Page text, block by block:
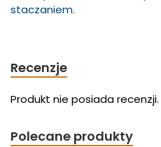
staczaniem.
Recenzje
Produkt nie posiada recenzji.
Polecane produkty